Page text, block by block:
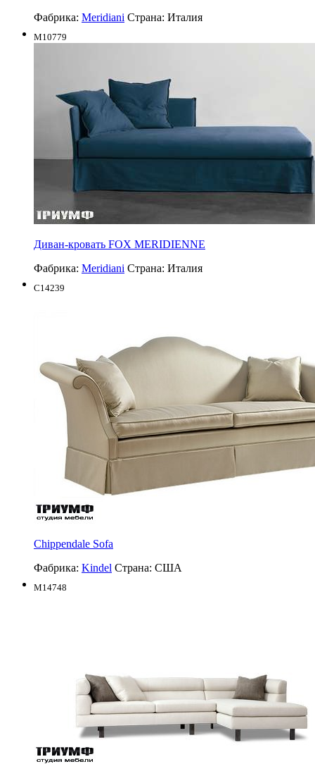
Фабрика: Meridiani Страна: Италия
M10779
Диван-кровать FOX MERIDIENNE
Фабрика: Meridiani Страна: Италия
C14239
Chippendale Sofa
Фабрика: Kindel Страна: США
M14748